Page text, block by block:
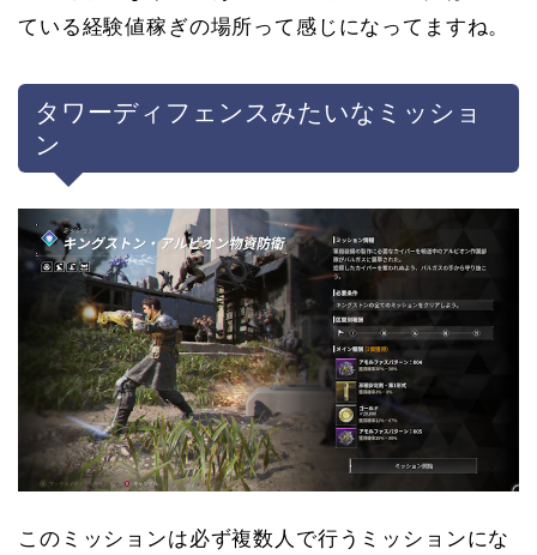
ている経験値稼ぎの場所って感じになってますね。
タワーディフェンスみたいなミッショ
ン
このミッションは必ず複数人で行うミッションにな